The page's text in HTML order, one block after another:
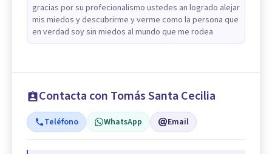
gracias por su profecionalismo ustedes an logrado alejar
mis miedos y descubrirme y verme como la persona que
en verdad soy sin miedos al mundo que me rodea
Contacta con Tomás Santa Cecilia
Teléfono WhatsApp Email